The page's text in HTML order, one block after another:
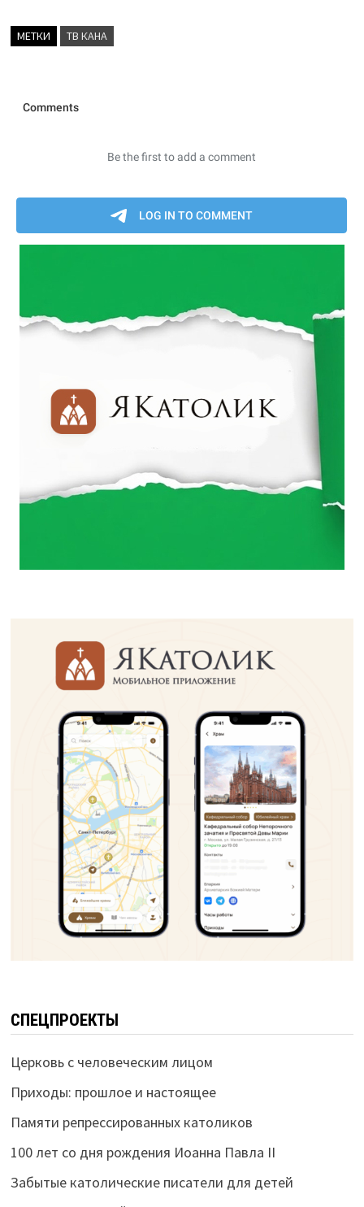
МЕТКИ ТВ КАНА
СПЕЦПРОЕКТЫ
Церковь с человеческим лицом
Приходы: прошлое и настоящее
Памяти репрессированных католиков
100 лет со дня рождения Иоанна Павла II
Забытые католические писатели для детей